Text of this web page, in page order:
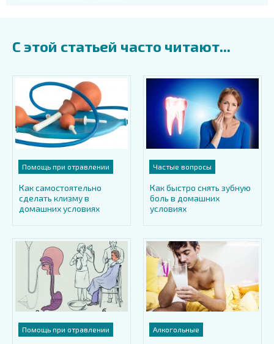
С этой статьей часто читают...
Помощь при отравлении
Как самостоятельно
сделать клизму в
домашних условиях
Частые вопросы
Как быстро снять зубную
боль в домашних
условиях
Помощь при отравлении Алкогольные